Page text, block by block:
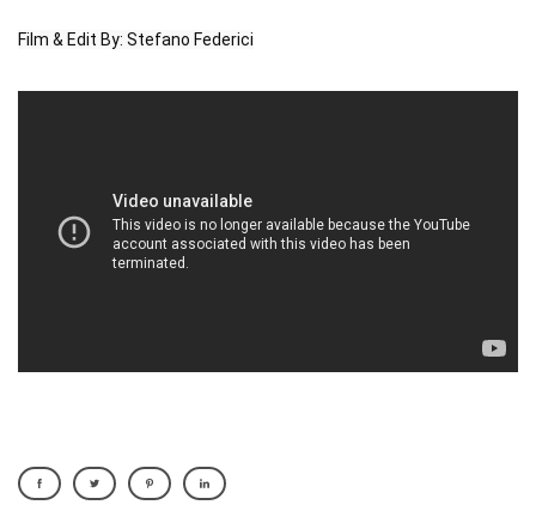
Film & Edit By: Stefano Federici